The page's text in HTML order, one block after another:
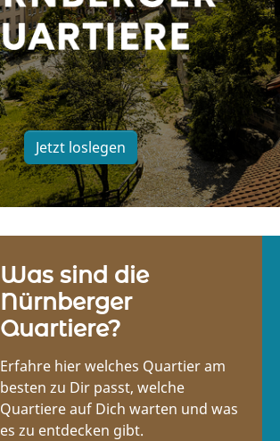
Jetzt loslegen
Was sind die
Nürnberger
Quartiere?
Erfahre hier welches Quartier am
besten zu Dir passt, welche
Quartiere auf Dich warten und was
es zu entdecken gibt.